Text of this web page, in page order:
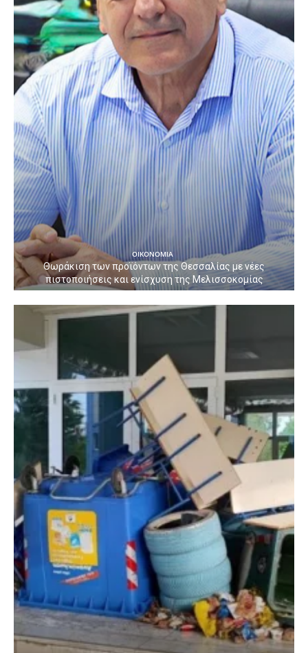
ΟΙΚΟΝΟΜΙΑ
Θωράκιση των προϊόντων της Θεσσαλίας με νέες
πιστοποιήσεις και ενίσχυση της Μελισσοκομίας